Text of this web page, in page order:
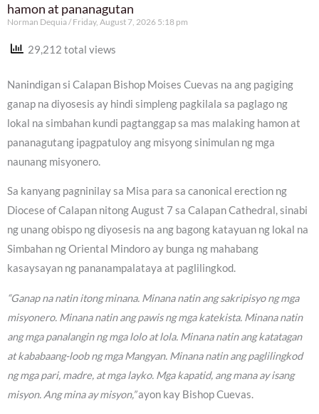
hamon at pananagutan
Norman Dequia Friday, August 7, 2026 5:18 pm
29,212 total views
Nanindigan si Calapan Bishop Moises Cuevas na ang pagiging
ganap na diyosesis ay hindi simpleng pagkilala sa paglago ng
lokal na simbahan kundi pagtanggap sa mas malaking hamon at
pananagutang ipagpatuloy ang misyong sinimulan ng mga
naunang misyonero.
Sa kanyang pagninilay sa Misa para sa canonical erection ng
Diocese of Calapan nitong August 7 sa Calapan Cathedral, sinabi
ng unang obispo ng diyosesis na ang bagong katayuan ng lokal na
Simbahan ng Oriental Mindoro ay bunga ng mahabang
kasaysayan ng pananampalataya at paglilingkod.
“Ganap na natin itong minana. Minana natin ang sakripisyo ng mga
misyonero. Minana natin ang pawis ng mga katekista. Minana natin
ang mga panalangin ng mga lolo at lola. Minana natin ang katatagan
at kababaang-loob ng mga Mangyan. Minana natin ang paglilingkod
ng mga pari, madre, at mga layko. Mga kapatid, ang mana ay isang
misyon. Ang mina ay misyon,”ayon kay Bishop Cuevas.